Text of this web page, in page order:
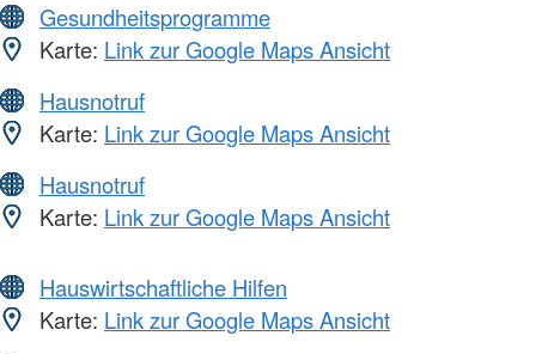
Gesundheitsprogramme
Karte: Link zur Google Maps Ansicht
Hausnotruf
Karte: Link zur Google Maps Ansicht
Hausnotruf
Karte: Link zur Google Maps Ansicht
Hauswirtschaftliche Hilfen
Karte: Link zur Google Maps Ansicht